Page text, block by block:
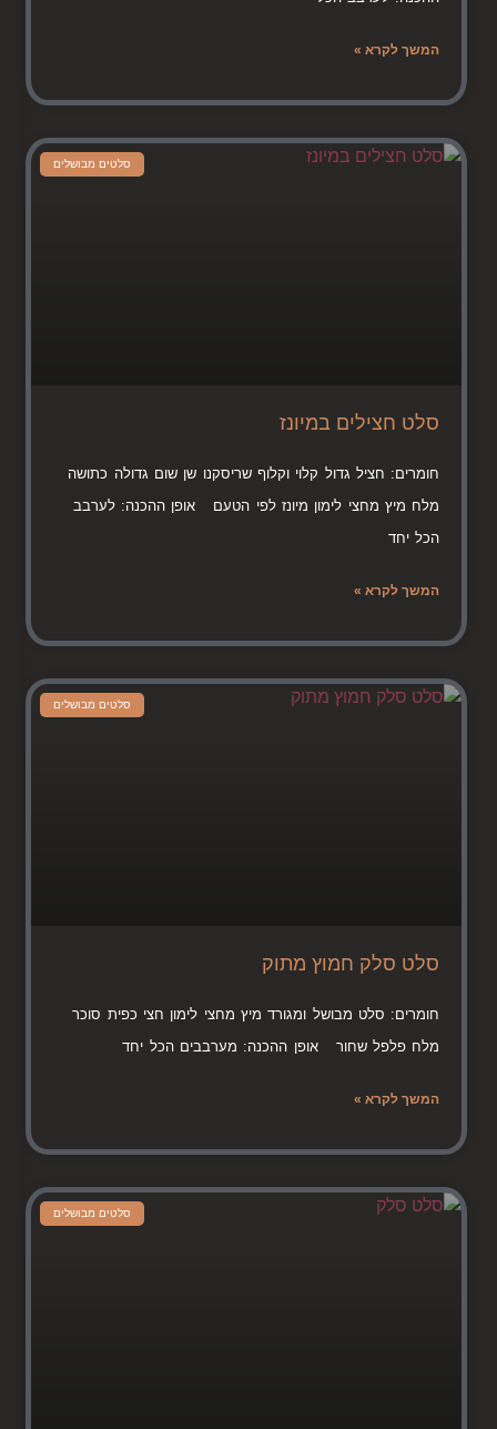
המשך לקרא »
סלטים מבושלים
סלט חצילים במיונז
חומרים: חציל גדול קלוי וקלוף שריסקנו שן שום גדולה כתושה
מלח מיץ מחצי לימון מיונז לפי הטעם אופן ההכנה: לערבב
הכל יחד
המשך לקרא »
סלטים מבושלים
סלט סלק חמוץ מתוק
חומרים: סלט מבושל ומגורד מיץ מחצי לימון חצי כפית סוכר
מלח פלפל שחור אופן ההכנה: מערבבים הכל יחד
המשך לקרא »
סלטים מבושלים